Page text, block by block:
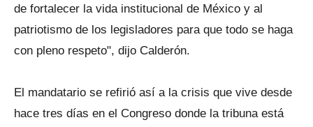
de fortalecer la vida institucional de México y al
patriotismo de los legisladores para que todo se haga
con pleno respeto", dijo Calderón.
El mandatario se refirió así a la crisis que vive desde
hace tres días en el Congreso donde la tribuna está